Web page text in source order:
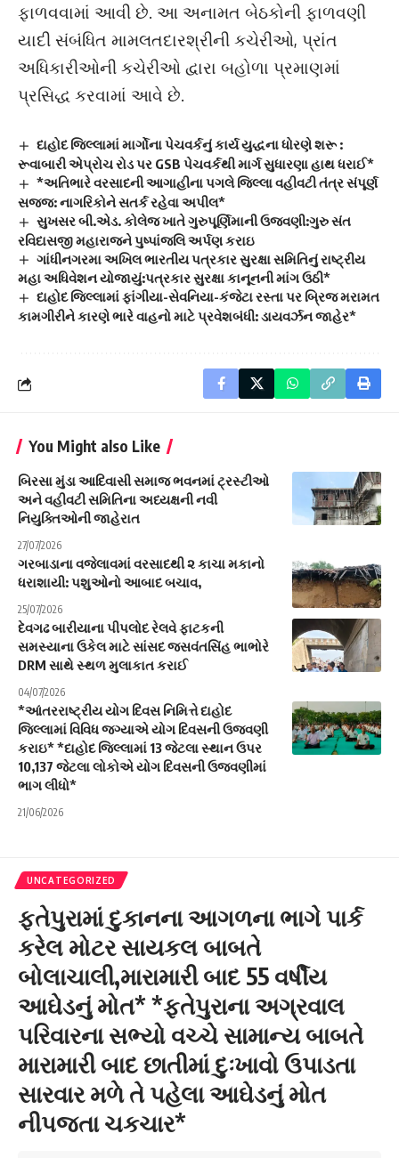
ફાળવવામાં આવી છે. આ અનામત બેઠકોની ફાળવણી
યાદી સંબંધિત મામલતદારશ્રીની કચેરીઓ, પ્રાંત
અધિકારીઓની કચેરીઓ દ્વારા બહોળા પ્રમાણમાં
પ્રસિદ્ધ કરવામાં આવે છે.
દાહોદ જિલ્લામાં માર્ગોના પેચવર્કનું કાર્ય યુદ્ધના ધોરણે શરૂ :
રૂવાબારી એપ્રોચ રોડ પર GSB પેચવર્કથી માર્ગ સુધારણા હાથ ધરાઈ*
*અતિભારે વરસાદની આગાહીના પગલે જિલ્લા વહીવટી તંત્ર સંપૂર્ણ
સજ્જ: નાગરિકોને સતર્ક રહેવા અપીલ*
સુખસર બી.એડ. કોલેજ ખાતે ગુરુપૂર્ણિમાની ઉજવણી:ગુરુ સંત
રવિદાસજી મહારાજને પુષ્પાંજલિ અર્પણ કરાઇ
ગાંધીનગરમા અખિલ ભારતીય પત્રકાર સુરક્ષા સમિતિનું રાષ્ટ્રીય
મહા અધિવેશન યોજાયું:પત્રકાર સુરક્ષા કાનૂનની માંગ ઉઠી*
દાહોદ જિલ્લામાં ફાંગીયા-સેવનિયા-કંજેટા રસ્તા પર બ્રિજ મરામત
કામગીરીને કારણે ભારે વાહનો માટે પ્રવેશબંધી: ડાયવર્ઝન જાહેર*
You Might also Like
બિરસા મુંડા આદિવાસી સમાજ ભવનમાં ટ્રસ્ટીઓ
અને વહીવટી સમિતિના અધ્યક્ષની નવી
નિયુક્તિઓની જાહેરાત
27/07/2026
ગરબાડાના વજેલાવમાં વરસાદથી ૨ કાચા મકાનો
ધરાશાયી: પશુઓનો આબાદ બચાવ,
25/07/2026
દેવગઢ બારીયાના પીપલોદ રેલવે ફાટકની
સમસ્યાના ઉકેલ માટે સાંસદ જસવંતસિંહ ભાભોરે
DRM સાથે સ્થળ મુલાકાત કરાઈ
04/07/2026
*આંતરરાષ્ટ્રીય યોગ દિવસ નિમિત્તે દાહોદ
જિલ્લામાં વિવિધ જગ્યાએ યોગ દિવસની ઉજવણી
કરાઇ* *દાહોદ જિલ્લામાં 13 જેટલા સ્થાન ઉપર
10,137 જેટલા લોકોએ યોગ દિવસની ઉજવણીમાં
ભાગ લીધો*
21/06/2026
UNCATEGORIZED
ફતેપુરામાં દુકાનના આગળના ભાગે પાર્ક
કરેલ મોટર સાયકલ બાબતે
બોલાચાલી,મારામારી બાદ 55 વર્ષીય
આઘેડનું મોત* *ફતેપુરાના અગ્રવાલ
પરિવારના સભ્યો વચ્ચે સામાન્ય બાબતે
મારામારી બાદ છાતીમાં દુઃખાવો ઉપાડતા
સારવાર મળે તે પહેલા આઘેડનું મોત
નીપજતા ચકચાર*